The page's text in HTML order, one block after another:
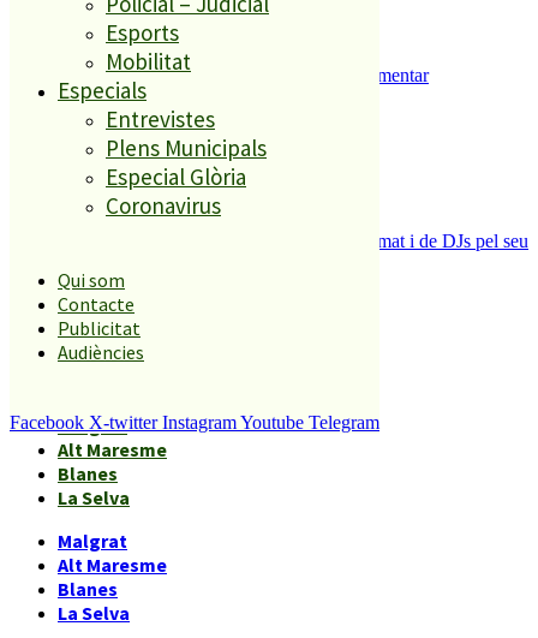
Esports
Mobilitat
Especials
Entrevistes
Plens Municipals
Especial Glòria
Coronavirus
Qui som
Contacte
Publicitat
Audiències
Facebook X-twitter InstagramYoutube Telegram
Malgrat de Mar inicia els tràmits per implementar
l’aparcament regulat al municipi
La Festa dels 80 de Palafolls canvia de format i de DJs pel seu
Àmbits geogràfics
Malgrat
Alt Maresme
Blanes
La Selva
Malgrat
Alt Maresme
Blanes
La Selva